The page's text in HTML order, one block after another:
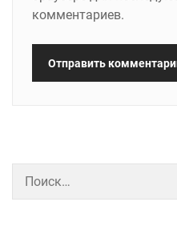
комментариев.